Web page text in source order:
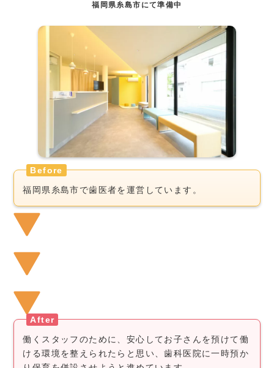
講師紹介
開業情報ブログ
福岡県糸島市にて準備中
Before
福岡県糸島市で歯医者を運営しています。
After
働くスタッフのために、安心してお子さんを預けて働
ける環境を整えられたらと思い、歯科医院に一時預か